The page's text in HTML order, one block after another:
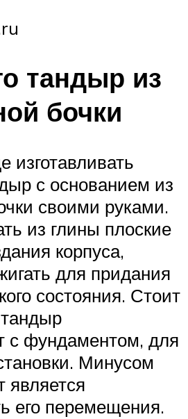
тандыр из
бочки
изготавливать
с основанием из
своими руками.
из глины плоские
корпуса,
для придания
состояния. Стоит
с фундаментом, для
Минусом
является
его перемещения.